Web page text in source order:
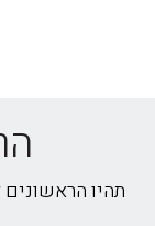
תהיו